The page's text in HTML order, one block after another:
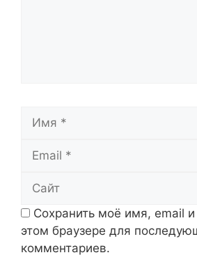
Сохранить моё имя, email и
этом браузере для
комментариев.